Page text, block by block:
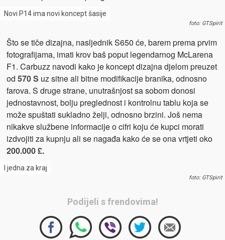
Novi P14 ima novi koncept šasije
foto: GTSpirit
Što se tiče dizajna, nasljednik S650 će, barem prema prvim
fotografijama, imati krov baš poput legendarnog McLarena
F1. Carbuzz navodi kako je koncept dizajna djelom preuzet
od 570 S uz sitne ali bitne modifikacije branika, odnosno
farova. S druge strane, unutrašnjost sa sobom donosi
jednostavnost, bolju preglednost i kontrolnu tablu koja se
može spuštati sukladno želji, odnosno brzini. Još nema
nikakve službene informacije o cifri koju će kupci morati
izdvojiti za kupnju ali se nagađa kako će se ona vrtjeti oko
200.000 £.
I jedna za kraj
foto: GTSpirit
Podijeli s frendovima!